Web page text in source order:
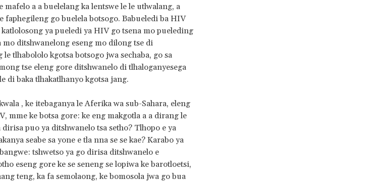
a a buelelang ka lentswe le le utlwalang, a
faphegileng go buelela botsogo. Babueledi ba HIV
ya pueledi ya HIV go tsena mo pueleding
mo ditshwanelong eseng mo dilong tse di
tlhabololo kgotsa botsogo jwa sechaba, go sa
tse eleng gore ditshwanelo di tlhaloganyesega
di baka tlhakatlhanyo kgotsa jang.
, ke itebaganya le Aferika wa sub-Sahara, eleng
mme ke botsa gore: ke eng makgotla a a dirang le
puo ya ditshwanelo tsa setho? Tlhopo e ya
seabe sa yone e tla nna se se kae? Karabo ya
tshwetso ya go dirisa ditshwanelo e
eseng gore ke se seneng se lopiwa ke barotloetsi,
teng, ka fa semolaong, ke bomosola jwa go bua